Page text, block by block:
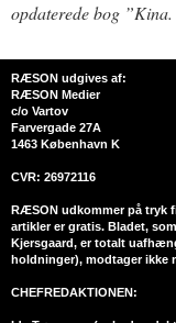
opdaterede bog
RÆSON udgives af:
RÆSON Medier
c/o Vartov
Farvergade 27A
1463 København K
CVR: 26972116
RÆSON udkommer på tryk
artikler er gratis. Bladet,
Kjersgaard, er totalt
holdninger), modtager ikke
CHEFREDAKTIONEN: